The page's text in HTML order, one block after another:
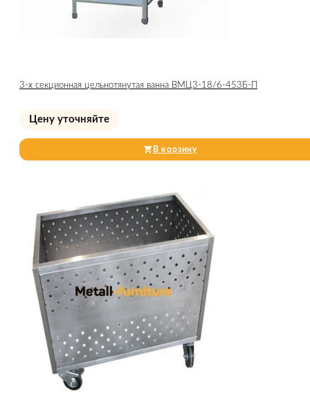
3-х секционная цельнотянутая ванна ВМЦ3-18/6-453Б-П
Цену уточняйте
В корзину